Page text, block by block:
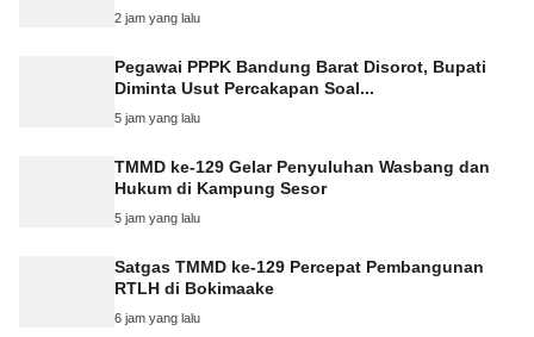
2 jam yang lalu
Pegawai PPPK Bandung Barat Disorot, Bupati
Diminta Usut Percakapan Soal...
5 jam yang lalu
TMMD ke-129 Gelar Penyuluhan Wasbang dan
Hukum di Kampung Sesor
5 jam yang lalu
Satgas TMMD ke-129 Percepat Pembangunan
RTLH di Bokimaake
6 jam yang lalu